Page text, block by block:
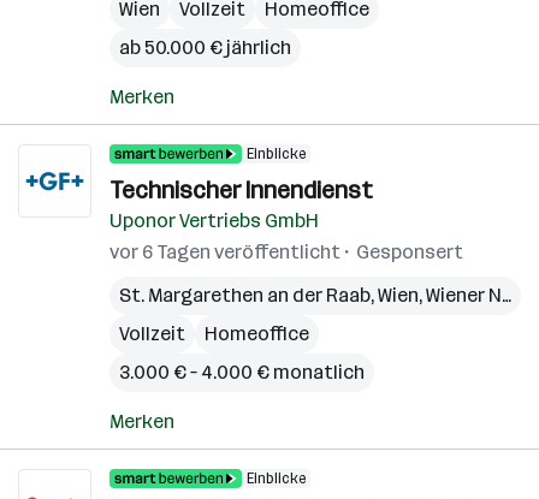
Wien
Vollzeit
Homeoffice
ab 50.000 € jährlich
Merken
Einblicke
Technischer Innendienst
Uponor Vertriebs GmbH
vor 6 Tagen veröffentlicht
Gesponsert
St. Margarethen an der Raab,Wien,Wiener Neudorf
Vollzeit
Homeoffice
3.000 € – 4.000 € monatlich
Merken
Einblicke